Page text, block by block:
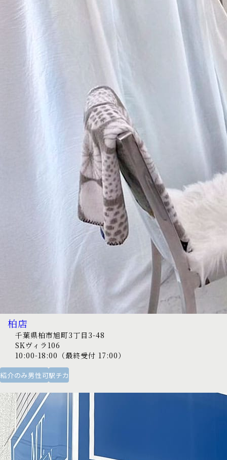
柏店
千葉県柏市旭町3丁目3-48
SKヴィラ106
10:00-18:00（最終受付 17:00）
紹介のみ男性可駅チカ